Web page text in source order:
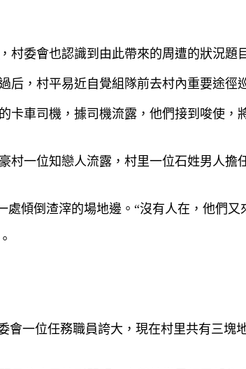
，村委會也認識到由此帶來的周遭的狀況題
，村平易近自覺組隊前去村內重要途徑
車司機，據司機流露，他們接到唆使，
一位知戀人流露，村里一位石姓男人擔
傾倒渣滓的場地邊。“沒有人在，他們又
一位任務職員誇大，現在村里共有三塊